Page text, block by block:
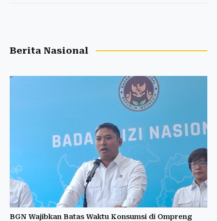
Berita Nasional
BGN Wajibkan Batas Waktu Konsumsi di Ompreng